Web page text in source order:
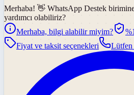
Merhaba! 👋 WhatsApp Destek
yardımcı olabiliriz?
Merhaba, bilgi alabilir miyim?
Fiyat ve taksit seçenekleri
Lütfen